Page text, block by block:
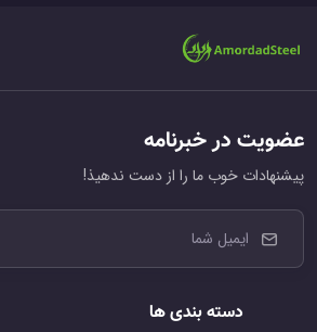
عضویت در خبرنامه
پیشنهادات خوب ما را از دست ندهیذ!
دسته بندی ها